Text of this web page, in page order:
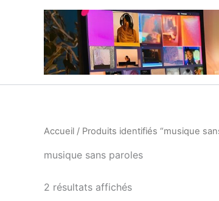
Accueil / Produits identifiés “musique
musique sans paroles
2 résultats affichés